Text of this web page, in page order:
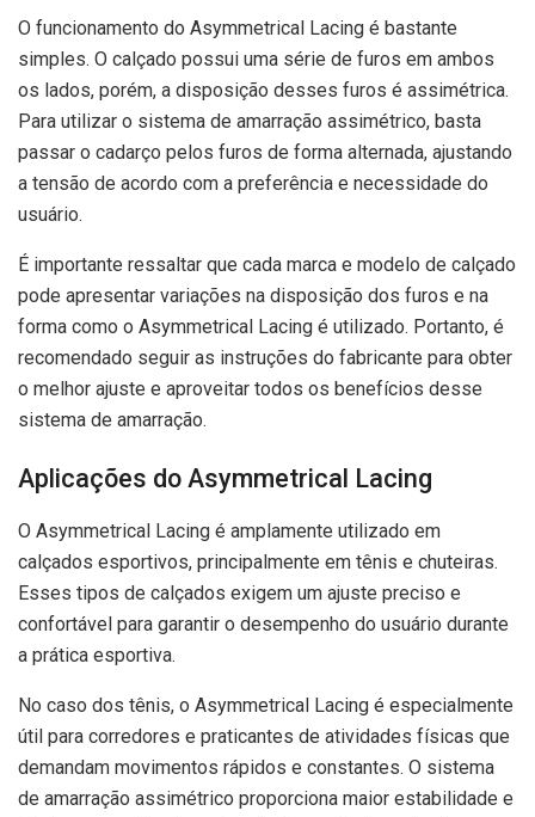
O funcionamento do Asymmetrical Lacing é bastante
simples. O calçado possui uma série de furos em ambos
os lados, porém, a disposição desses furos é assimétrica.
Para utilizar o sistema de amarração assimétrico, basta
passar o cadarço pelos furos de forma alternada, ajustando
a tensão de acordo com a preferência e necessidade do
usuário.
É importante ressaltar que cada marca e modelo de calçado
pode apresentar variações na disposição dos furos e na
forma como o Asymmetrical Lacing é utilizado. Portanto, é
recomendado seguir as instruções do fabricante para obter
o melhor ajuste e aproveitar todos os benefícios desse
sistema de amarração.
Aplicações do Asymmetrical Lacing
O Asymmetrical Lacing é amplamente utilizado em
calçados esportivos, principalmente em tênis e chuteiras.
Esses tipos de calçados exigem um ajuste preciso e
confortável para garantir o desempenho do usuário durante
a prática esportiva.
No caso dos tênis, o Asymmetrical Lacing é especialmente
útil para corredores e praticantes de atividades físicas que
demandam movimentos rápidos e constantes. O sistema
de amarração assimétrico proporciona maior estabilidade e